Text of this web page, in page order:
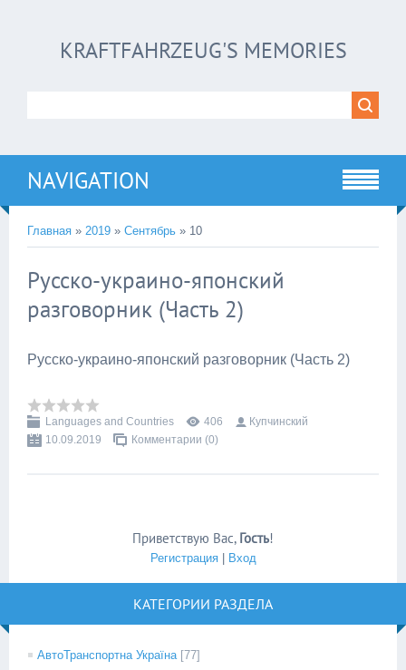
KRAFTFAHRZEUG'S MEMORIES
NAVIGATION
Главная » 2019 » Сентябрь » 10
Русско-украино-японский
разговорник (Часть 2)
Русско-украино-японский разговорник (Часть 2)
Languages and Countries 406
Купчинский
10.09.2019
Комментарии (0)
Приветствую Вас, Гость!
Регистрация| Вход
КАТЕГОРИИ РАЗДЕЛА
АвтоТранспортна Україна [77]